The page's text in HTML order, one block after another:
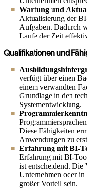
Wartung und
Aktualisierung der
Aufgaben. Dadurch
Laufe der Zeit
Qualifikationen und
verfügt über einen
einem verwandten
Grundlage in den
Systementwicklung.
Diese Fähigkeiten
Anwendungen zu
Erfahrung mit BI-
Erfahrung mit BI-
ist entscheidend. Die
Unternehmen oder
großer Vorteil sein.